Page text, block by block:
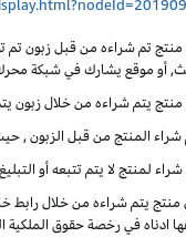
تم شراءه من قبل زبون تم
أو موقع يشارك في شبكة
منتج يتم شراءه من خلال زبون
المنتج من قبل الزبون , حيث
لمنتج لا يتم تتبعه أو
يتم شراءه من خلال رابط
ادناه في رخصة حقوق